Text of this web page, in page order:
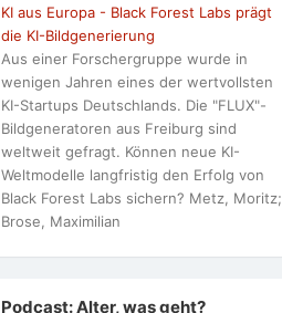
KI aus Europa - Black Forest Labs prägt
die KI-Bildgenerierung
Aus einer Forschergruppe wurde in
wenigen Jahren eines der wertvollsten
KI-Startups Deutschlands. Die "FLUX"-
Bildgeneratoren aus Freiburg sind
weltweit gefragt. Können neue KI-
Weltmodelle langfristig den Erfolg von
Black Forest Labs sichern? Metz, Moritz;
Brose, Maximilian
Podcast: Alter, was geht?